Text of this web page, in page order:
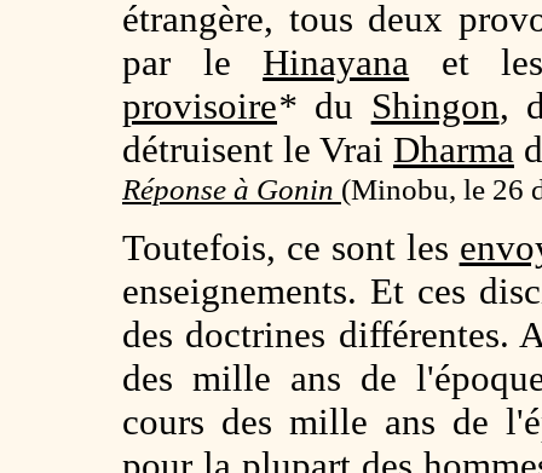
étrangère, tous deux
par le Hinayana et
provisoire* du Shingon,
détruisent le Vrai Dharma
Réponse à Gonin (Minobu, le 26
Toutefois, ce sont les
enseignements. Et ces
des doctrines différentes.
des mille ans de
cours des mille ans de